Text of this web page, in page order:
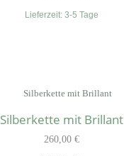
Lieferzeit: 3-5 Tage
Silberkette mit Brillant
260,00 €